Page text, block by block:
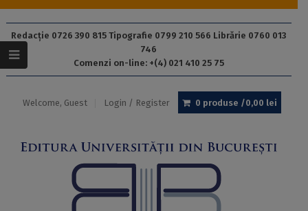
Redacție 0726 390 815 Tipografie 0799 210 566 Librărie 0760 013
746
Comenzi on-line: +(4) 021 410 25 75
Welcome, Guest Login / Register 0 produse /0,00 lei